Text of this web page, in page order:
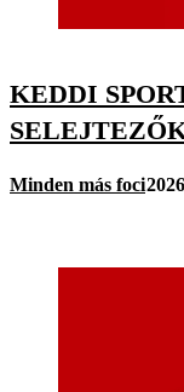
KEDDI
Minden más foci